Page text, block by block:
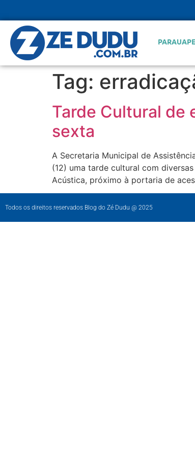
Tag:
Tarde Cultural de
sexta
A Secretaria Municipal de
(12) uma tarde cultural com
Acústica, próximo à portaria de
Todos os direitos reservados Blog do Zé Dudu @ 2025